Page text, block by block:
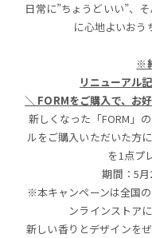
日常に”ちょうどいい”、
に心地よいおう
※
リニューアル
＼ FORMをご購入で、お
新しくなった「FORM」
ルをご購入いただいた方
を1点プ
期間：5
※本キャンペーンは全国
ンラインストア
新しい香りとデザインを